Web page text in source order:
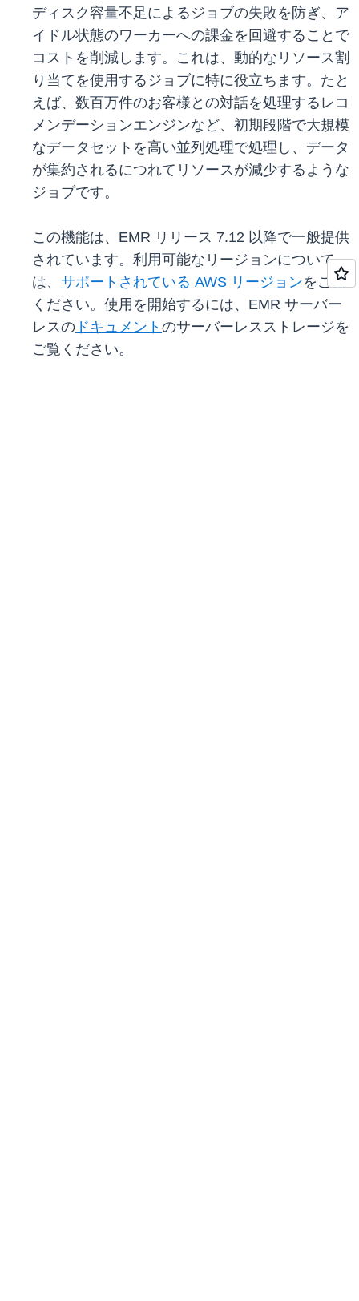
ディスク容量不足によるジョブの失敗を防ぎ、ア
イドル状態のワーカーへの課金を回避することで
コストを削減します。これは、動的なリソース割
り当てを使用するジョブに特に役立ちます。たと
えば、数百万件のお客様との対話を処理するレコ
メンデーションエンジンなど、初期段階で大規模
なデータセットを高い並列処理で処理し、データ
が集約されるにつれてリソースが減少するような
ジョブです。
この機能は、EMR リリース 7.12 以降で一般提供
されています。利用可能なリージョンについて
は、 サポートされている AWS リージョンをご覧
ください。使用を開始するには、EMR サーバー
レスの ドキュメント のサーバーレスストレージを
ご覧ください。